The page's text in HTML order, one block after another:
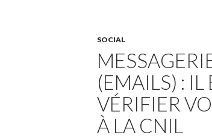
SOCIAL
(EMAILS) :
VÉRIFIER
À LA CNIL